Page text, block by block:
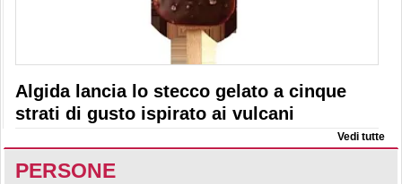
Algida lancia lo stecco gelato a cinque
strati di gusto ispirato ai vulcani
Vedi tutte
PERSONE